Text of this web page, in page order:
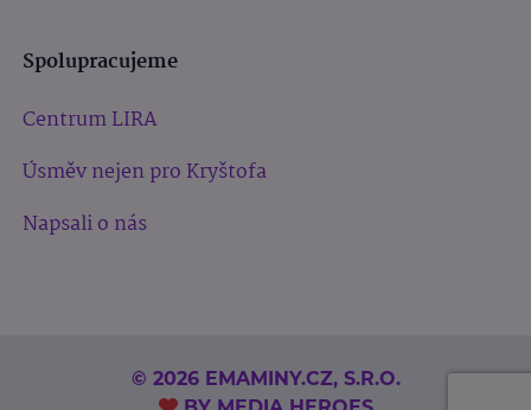
Spolupracujeme
Centrum LIRA
Úsměv nejen pro Kryštofa
Napsali o nás
© 2026 EMAMINY.CZ, S.R.O.